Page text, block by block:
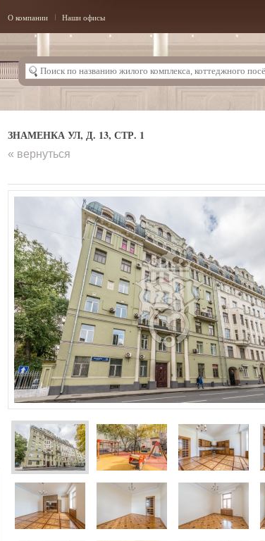
О компании Наши офисы
ЗНАМЕНКА УЛ, Д. 13, СТР. 1
« вернуться